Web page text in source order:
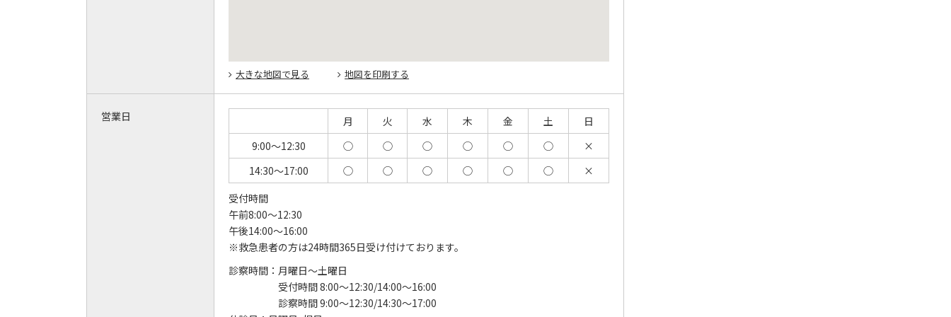
大きな地図で見る 地図を印刷する
営業日 月 火 水 木 金 土
日
9:00～12:30
◯ ◯ ◯ ◯ ◯ ◯
×
14:30～17:00
◯ ◯ ◯ ◯ ◯ ◯
×
受付時間
午前8:00～12:30
午後14:00～16:00
※救急患者の方は24時間365日受け付けております。
診察時間： 月曜日～土曜日
受付時間 8:00～12:30/14:00～16:00
診察時間 9:00～12:30/14:30～17:00